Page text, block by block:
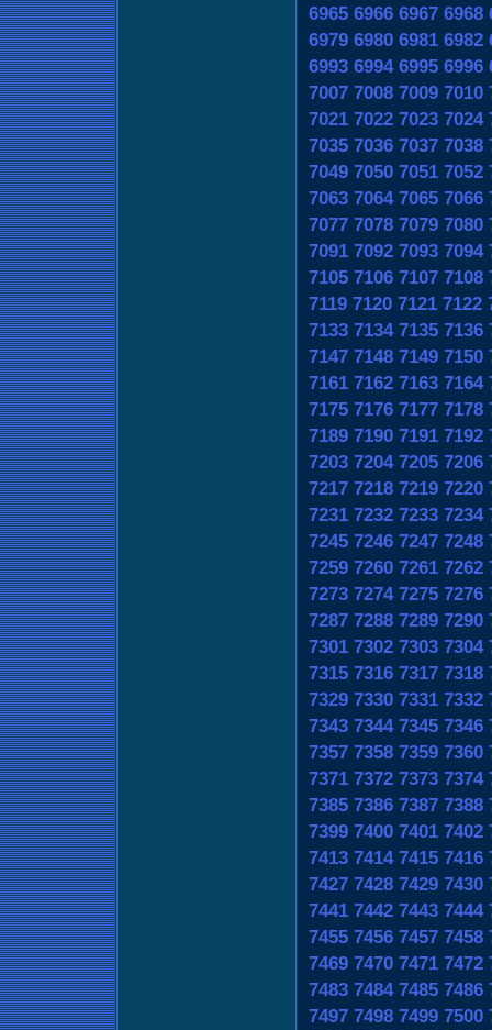
6965 6966 6967 6968
6979 6980 6981 6982
6993 6994 6995 6996
7007 7008 7009 7010
7021 7022 7023 7024
7035 7036 7037 7038
7049 7050 7051 7052
7063 7064 7065 7066
7077 7078 7079 7080
7091 7092 7093 7094
7105 7106 7107 7108
7119 7120 7121 7122
7133 7134 7135 7136
7147 7148 7149 7150
7161 7162 7163 7164
7175 7176 7177 7178
7189 7190 7191 7192
7203 7204 7205 7206
7217 7218 7219 7220
7231 7232 7233 7234
7245 7246 7247 7248
7259 7260 7261 7262
7273 7274 7275 7276
7287 7288 7289 7290
7301 7302 7303 7304
7315 7316 7317 7318
7329 7330 7331 7332
7343 7344 7345 7346
7357 7358 7359 7360
7371 7372 7373 7374
7385 7386 7387 7388
7399 7400 7401 7402
7413 7414 7415 7416
7427 7428 7429 7430
7441 7442 7443 7444
7455 7456 7457 7458
7469 7470 7471 7472
7483 7484 7485 7486
7497 7498 7499 7500